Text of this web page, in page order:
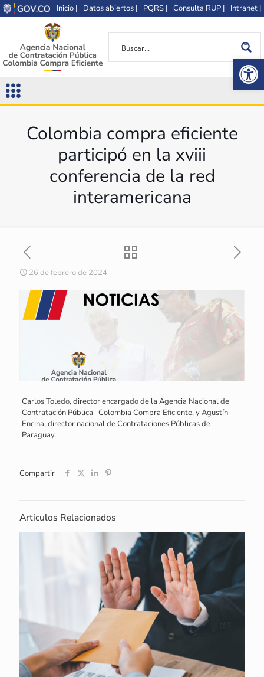
Inicio | Datos abiertos | PQRS | Consulta RUP | Intranet |
Colombia compra eficiente
participó en la xviii
conferencia de la red
interamericana
26 de febrero de 2024
Carlos Toledo, director encargado de la Agencia Nacional de
Contratación Pública- Colombia Compra Eficiente, y Agustín
Encina, director nacional de Contrataciones Públicas de
Paraguay.
Compartir
Artículos Relacionados